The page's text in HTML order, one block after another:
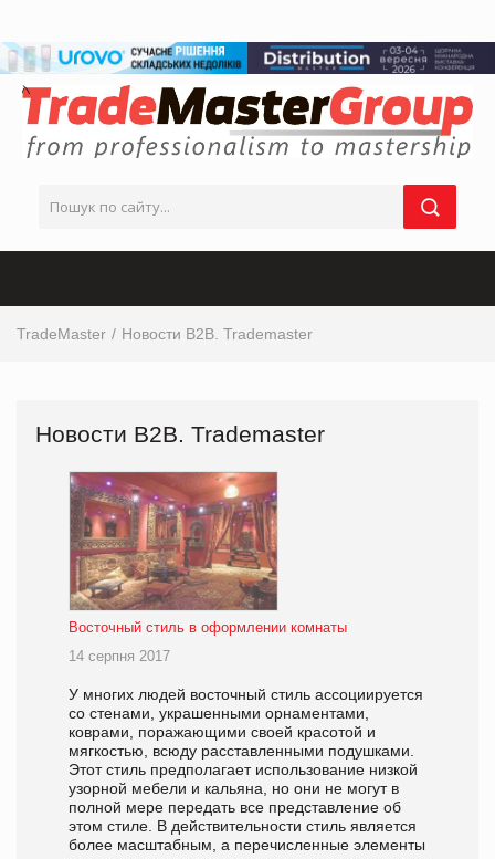
TradeMaster Новости В2В. Trademaster
Новости В2В. Trademaster
Восточный стиль в оформлении комнаты
14 серпня 2017
У многих людей восточный стиль ассоциируется
со стенами, украшенными орнаментами,
коврами, поражающими своей красотой и
мягкостью, всюду расставленными подушками.
Этот стиль предполагает использование низкой
узорной мебели и кальяна, но они не могут в
полной мере передать все представление об
этом стиле. В действительности стиль является
более масштабным, а перечисленные элементы